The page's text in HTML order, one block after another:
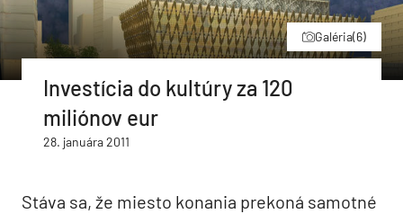
Galéria(6)
Investícia do kultúry za 120
miliónov eur
28. januára 2011
Stáva sa, že miesto konania prekoná samotné